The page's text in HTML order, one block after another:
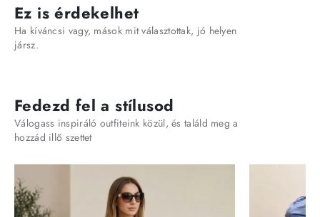
Ez is érdekelhet
Ha kíváncsi vagy, mások mit választottak, jó helyen
jársz.
Fedezd fel a stílusod
Válogass inspiráló outfiteink közül, és találd meg a
hozzád illő szettet